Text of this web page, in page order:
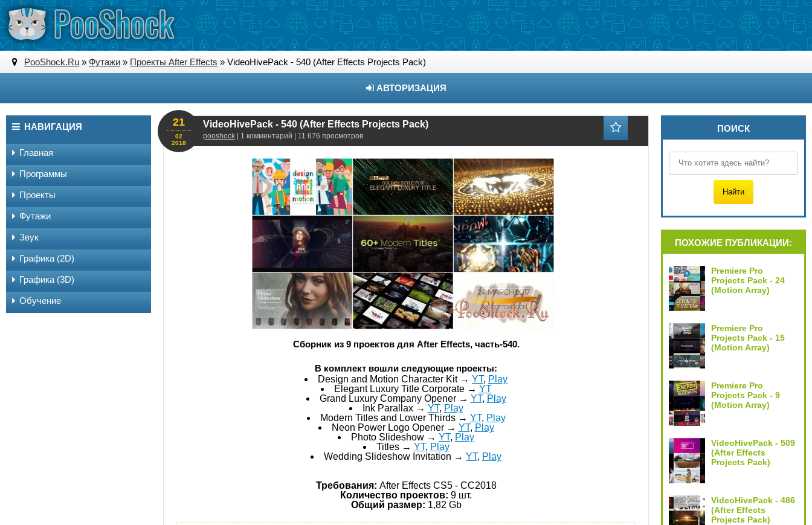
PooShock.Ru » Футажи » Проекты After Effects » VideoHivePack - 540 (After Effects Projects Pack)
АВТОРИЗАЦИЯ
VideoHivePack - 540 (After Effects Projects Pack)
pooshock | 1 комментарий | 11 676 просмотров
21
02
2018
Сборник из 9 проектов для After Effects, часть-540.
В комплект вошли следующие проекты:
Design and Motion Character Kit → YT, Play
Elegant Luxury Title Corporate → YT
Grand Luxury Company Opener → YT, Play
Ink Parallax → YT, Play
Modern Titles and Lower Thirds → YT, Play
Neon Power Logo Opener → YT, Play
Photo Slideshow → YT, Play
Titles → YT, Play
Wedding Slideshow Invitation → YT, Play
Требования: After Effects CS5 - СС2018
Количество проектов: 9 шт.
Общий размер: 1,82 Gb
НАВИГАЦИЯ
Главная
Программы
Проекты
Футажи
Звук
Графика (2D)
Графика (3D)
Обучение
ПОИСК
ПОХОЖИЕ ПУБЛИКАЦИИ:
Premiere Pro
Projects Pack - 24
(Motion Array)
Premiere Pro
Projects Pack - 15
(Motion Array)
Premiere Pro
Projects Pack - 9
(Motion Array)
VideoHivePack - 509
(After Effects
Projects Pack)
VideoHivePack - 486
(After Effects
Projects Pack)